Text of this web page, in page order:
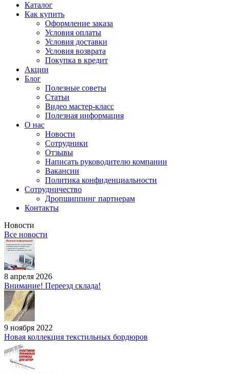
Каталог
Как купить
Оформление заказа
Условия оплаты
Условия доставки
Условия возврата
Покупка в кредит
Акции
Блог
Полезные советы
Статьи
Видео мастер-класс
Полезная информация
О нас
Новости
Сотрудники
Отзывы
Написать руководителю компании
Вакансии
Политика конфиденциальности
Сотрудничество
Дропшиппинг партнерам
Контакты
Новости
Все новости
8 апреля 2026
Внимание! Переезд склада!
9 ноября 2022
Новая коллекция текстильных бордюров